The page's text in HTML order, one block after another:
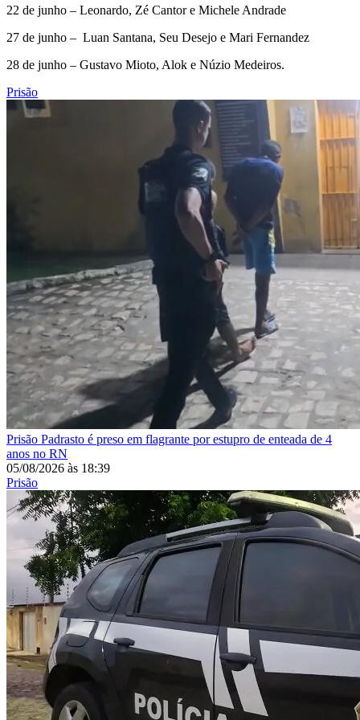
22 de junho – Leonardo, Zé Cantor e Michele Andrade
27 de junho – Luan Santana, Seu Desejo e Mari Fernandez
28 de junho – Gustavo Mioto, Alok e Núzio Medeiros.
Prisão
Prisão Padrasto é preso em flagrante por estupro de enteada de 4
anos no RN
05/08/2026 às 18:39
Prisão